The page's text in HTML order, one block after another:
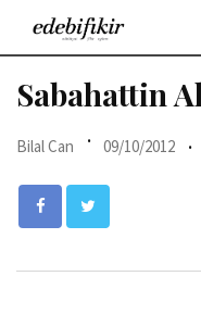
Sabahattin
Bilal Can 09/10/2012